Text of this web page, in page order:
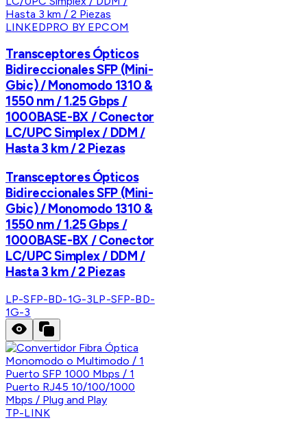
LINKEDPRO BY EPCOM
Transceptores Ópticos
Bidireccionales SFP (Mini-
Gbic) / Monomodo 1310 &
1550 nm / 1.25 Gbps /
1000BASE-BX / Conector
LC/UPC Simplex / DDM /
Hasta 3 km / 2 Piezas
Transceptores Ópticos
Bidireccionales SFP (Mini-
Gbic) / Monomodo 1310 &
1550 nm / 1.25 Gbps /
1000BASE-BX / Conector
LC/UPC Simplex / DDM /
Hasta 3 km / 2 Piezas
LP-SFP-BD-1G-3LP-SFP-BD-
1G-3
TP-LINK